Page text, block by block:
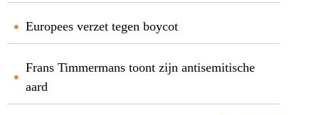
Europees verzet tegen boycot
Frans Timmermans toont zijn antisemitische
aard